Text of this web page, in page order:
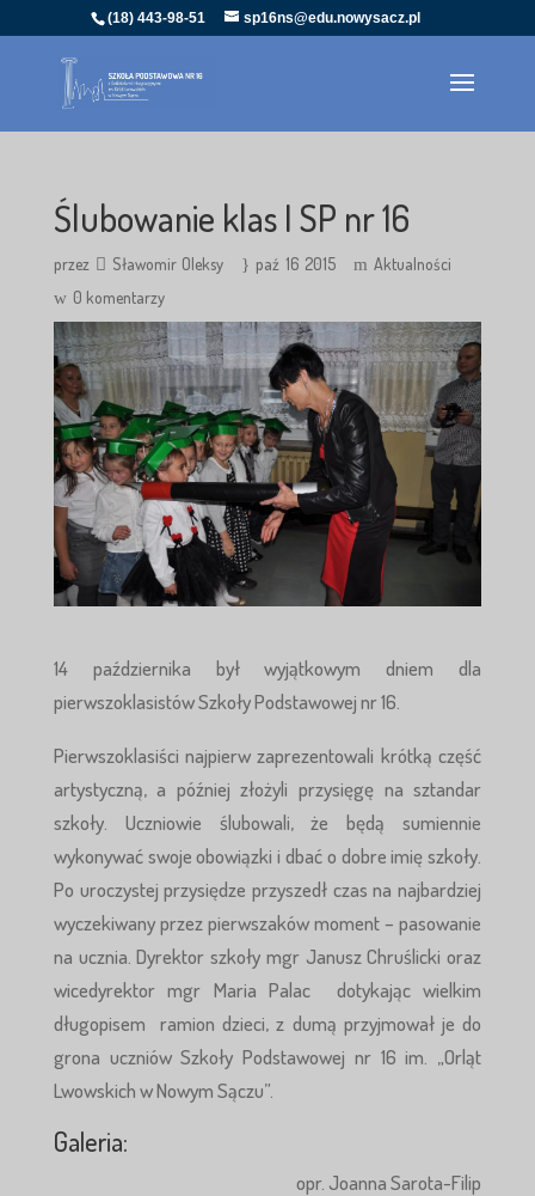
(18) 443-98-51 sp16ns@edu.nowysacz.pl
Ślubowanie klas I SP nr 16
przez Sławomir Oleksy paź 16 2015
Aktualności
0 komentarzy
14 października był wyjątkowym dniem dla
pierwszoklasistów Szkoły Podstawowej nr 16.
Pierwszoklasiści najpierw zaprezentowali krótką część
artystyczną, a później złożyli przysięgę na sztandar
szkoły. Uczniowie ślubowali, że będą sumiennie
wykonywać swoje obowiązki i dbać o dobre imię szkoły.
Po uroczystej przysiędze przyszedł czas na najbardziej
wyczekiwany przez pierwszaków moment – pasowanie
na ucznia. Dyrektor szkoły mgr Janusz Chruślicki oraz
wicedyrektor mgr Maria Palac dotykając wielkim
długopisem ramion dzieci, z dumą przyjmował je do
grona uczniów Szkoły Podstawowej nr 16 im. „Orląt
Lwowskich w Nowym Sączu”.
Galeria:
opr. Joanna Sarota-Filip